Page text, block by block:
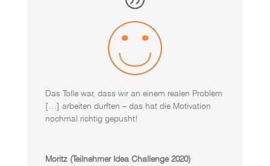
Das Tolle war, dass wir an einem realen Problem
[…] arbeiten durften – das hat die Motivation
nochmal richtig gepusht!
Moritz (Teilnehmer Idea Challenge 2020)